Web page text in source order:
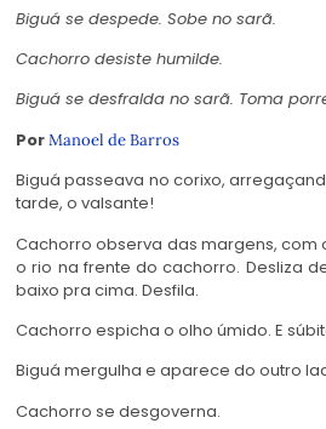
Biguá se despede. Sobe no sarã.
Cachorro desiste humilde.
Biguá se desfralda no sarã. Toma
PorManoel de Barros
Biguá passeava no corixo,
tarde, o valsante!
Cachorro observa das margens, com
o rio na frente do cachorro. Desliza
baixo pra cima. Desfila.
Cachorro espicha o olho úmido. E
Biguá mergulha e aparece do outro
Cachorro se desgoverna.